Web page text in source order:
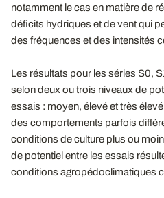
notamment le cas en matière de
déficits hydriques et de vent qui
des fréquences et des intensités
Les résultats pour les séries S0,
selon deux ou trois niveaux de
essais : moyen, élevé et très
des comportements parfois
conditions de culture plus ou
de potentiel entre les essais
conditions agropédoclimatiques